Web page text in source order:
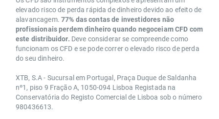
elevado risco de perda rápida de dinheiro devido ao efeito de
alavancagem. 77% das contas de investidores não
profissionais perdem dinheiro quando negoceiam CFD com
este distribuidor. Deve considerar se compreende como
funcionam os CFD e se pode correr o elevado risco de perda
do seu dinheiro.
XTB, S.A - Sucursal em Portugal, Praça Duque de Saldanha
nº1, piso 9 Fração A, 1050-094 Lisboa Registada na
Conservatória do Registo Comercial de Lisboa sob o número
980436613.